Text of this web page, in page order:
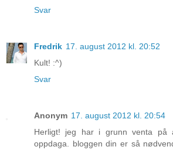
Svar
Fredrik 17. august 2012 kl. 20:52
Kult! :^)
Svar
Anonym 17. august 2012 kl. 20:54
Herligt! jeg har i grunn venta
oppdaga. bloggen din er så